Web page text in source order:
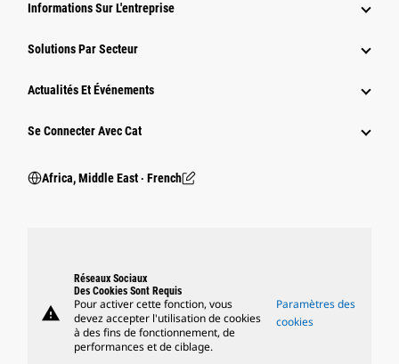
Informations Sur L'entreprise
Solutions Par Secteur
Actualités Et Événements
Se Connecter Avec Cat
Africa, Middle East ‧ French
warning
Réseaux Sociaux
Des Cookies Sont Requis
Pour activer cette fonction, vous
devez accepter l'utilisation de cookies
à des fins de fonctionnement, de
performances et de ciblage.
Paramètres des
cookies